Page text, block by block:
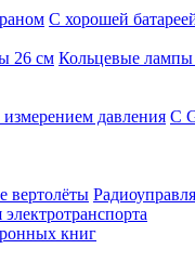
С хорошей
26 см Кольцевые
измерением давления C
вертолёты
книг